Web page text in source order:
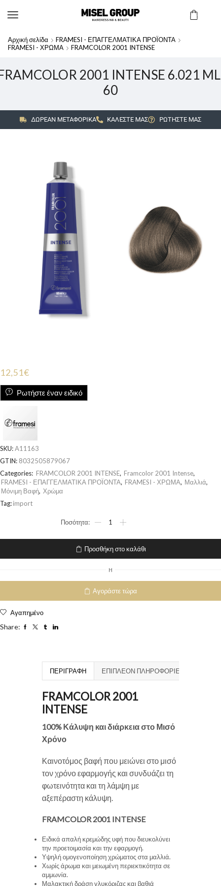
Αρχική σελίδα
FRAMESI - ΕΠΑΓΓΕΛΜΑΤΙΚΑ ΠΡΟΪΟΝΤΑ
FRAMESI - ΧΡΩΜΑ
FRAMCOLOR 2001 INTENSE
2001 INTENSE 6.021
60
ΔΩΡΕΑΝ ΜΕΤΑΦΟΡΙΚΑ ΚΑΛΕΣΤΕ ΜΑΣ ΡΩΤΗΣΤΕ ΜΑΣ
12,51€
Ρωτήστε έναν ειδικό
SKU:A11163
GTIN: 8032505879067
Categories: FRAMCOLOR 2001 INTENSE, Framcolor 2001 Intense,
FRAMESI - ΕΠΑΓΓΕΛΜΑΤΙΚΑ ΠΡΟΪΟΝΤΑ, FRAMESI - ΧΡΩΜΑ, Μαλλιά,
Μόνιμη Βαφή, Χρώμα
Tag:import
Προσθήκη στο καλάθι
H
Αγοράστε τώρα
Αγαπημένο
Share:
ΠΕΡΙΓΡΑΦΉ ΕΠΙΠΛΈΟΝ ΠΛΗΡΟΦΟΡΊΕΣ
FRAMCOLOR 2001
INTENSE
100% Κάλυψη και διάρκεια στο Μισό
Χρόνο
Καινοτόμος βαφή που μειώνει στο μισό
τον χρόνο εφαρμογής και συνδυάζει τη
φωτεινότητα και τη λάμψη με
αξεπέραστη κάλυψη.
FRAMCOLOR 2001 INTENSE
Ειδικά απαλή κρεμώδης υφή που διευκολύνει
την προετοιμασία και την εφαρμογή.
Υψηλή ομογενοποίηση χρώματος στα μαλλιά.
Χωρίς άρωμα και μειωμένη περιεκτικότητα σε
αμμωνία.
Μαλακτική δράση γλυκόριζας και βαθιά